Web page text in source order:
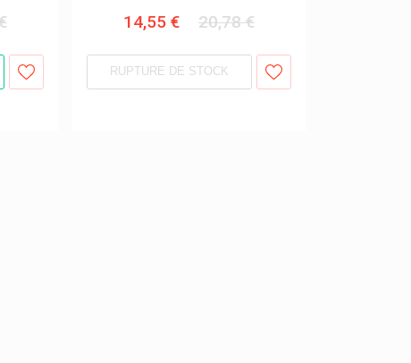
14,55 € 20,78 €
RUPTURE DE STOCK